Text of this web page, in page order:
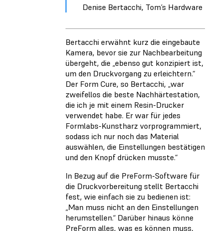
Denise Bertacchi, Tom’s Hardware
Bertacchi erwähnt kurz die eingebaute
Kamera, bevor sie zur Nachbearbeitung
übergeht, die „ebenso gut konzipiert ist,
um den Druckvorgang zu erleichtern.“
Der Form Cure, so Bertacchi, „war
zweifellos die beste Nachhärtestation,
die ich je mit einem Resin-Drucker
verwendet habe. Er war für jedes
Formlabs-Kunstharz vorprogrammiert,
sodass ich nur noch das Material
auswählen, die Einstellungen bestätigen
und den Knopf drücken musste.“
In Bezug auf die PreForm-Software für
die Druckvorbereitung stellt Bertacchi
fest, wie einfach sie zu bedienen ist:
„Man muss nicht an den Einstellungen
herumstellen.“ Darüber hinaus könne
PreForm alles, was es können muss,